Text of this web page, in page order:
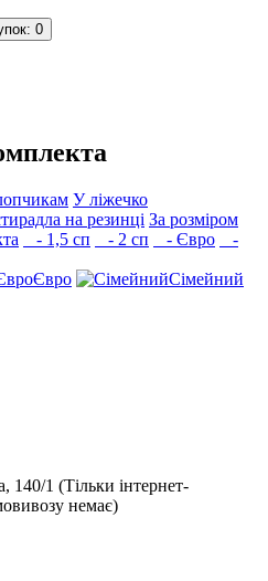
: 0
У ліжечко
на резинці За розміром
- 1,5 сп - 2 сп - Євро
-
Євро Сімейний
140/1 (Тільки інтернет-
немає)